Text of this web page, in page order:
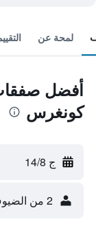
لمحة عن
أفضل
كونغرس
ج 14/8
2 من الضيوف، غرفة واحدة